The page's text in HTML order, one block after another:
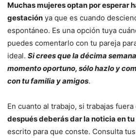
Muchas mujeres optan por esperar
gestación ya que es cuando
espontáneo. Es una opción tuya
puedes comentarlo con tu pareja
ideal. Si crees que la décima
momento oportuno, sólo hazlo y
con tu familia y amigos.
En cuanto al trabajo, si trabajas fuera
después deberás dar la noticia en
escrito para que conste. Consulta